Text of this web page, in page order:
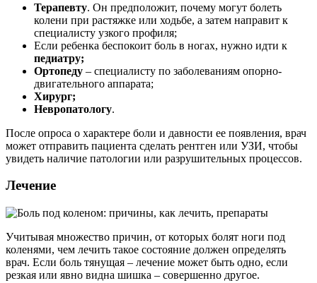
Терапевту. Он предположит, почему могут болеть
колени при растяжке или ходьбе, а затем направит к
специалисту узкого профиля;
Если ребенка беспокоит боль в ногах, нужно идти к
педиатру;
Ортопеду – специалисту по заболеваниям опорно-
двигательного аппарата;
Хирург;
Невропатологу.
После опроса о характере боли и давности ее появления, врач
может отправить пациента сделать рентген или УЗИ, чтобы
увидеть наличие патологии или разрушительных процессов.
Лечение
Учитывая множество причин, от которых болят ноги под
коленями, чем лечить такое состояние должен определять
врач. Если боль тянущая – лечение может быть одно, если
резкая или явно видна шишка – совершенно другое.